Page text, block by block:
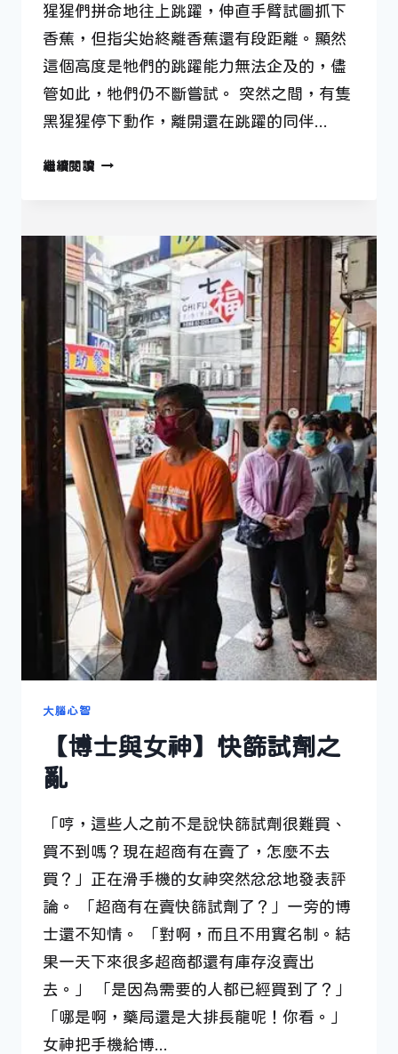
猩猩們拼命地往上跳躍，伸直手臂試圖抓下
香蕉，但指尖始終離香蕉還有段距離。顯然
這個高度是牠們的跳躍能力無法企及的，儘
管如此，牠們仍不斷嘗試。 突然之間，有隻
黑猩猩停下動作，離開還在跳躍的同伴…
繼續閱讀1
—
發
現
黑
猩
猩
洞
察
力
心
理
學
家
大腦心智
【博士與女神】快篩試劑之
亂
「哼，這些人之前不是說快篩試劑很難買、
買不到嗎？現在超商有在賣了，怎麼不去
買？」正在滑手機的女神突然忿忿地發表評
論。 「超商有在賣快篩試劑了？」一旁的博
士還不知情。 「對啊，而且不用實名制。結
果一天下來很多超商都還有庫存沒賣出
去。」 「是因為需要的人都已經買到了？」
「哪是啊，藥局還是大排長龍呢！你看。」
女神把手機給博…